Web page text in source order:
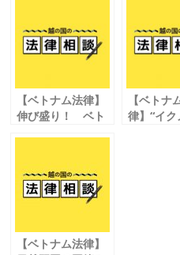
o
o
k
【ベトナム法律】
伸び盛り！ ベト
の“今”
【ベトナ
律】“イク
【ベトナム法律】